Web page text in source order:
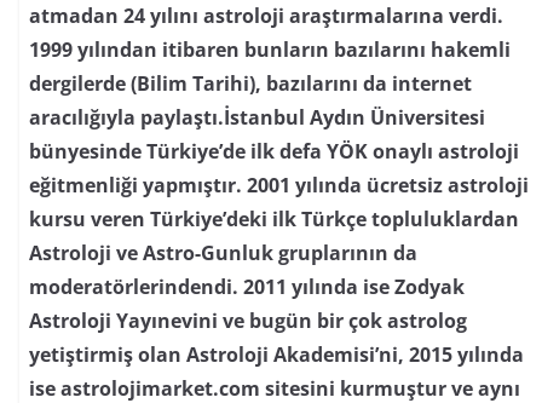
atmadan 24 yılını astroloji araştırmalarına verdi.
1999 yılından itibaren bunların bazılarını hakemli
dergilerde (Bilim Tarihi), bazılarını da internet
aracılığıyla paylaştı.İstanbul Aydın Üniversitesi
bünyesinde Türkiye’de ilk defa YÖK onaylı astroloji
eğitmenliği yapmıştır. 2001 yılında ücretsiz astroloji
kursu veren Türkiye’deki ilk Türkçe topluluklardan
Astroloji ve Astro-Gunluk gruplarının da
moderatörlerindendi. 2011 yılında ise Zodyak
Astroloji Yayınevini ve bugün bir çok astrolog
yetiştirmiş olan Astroloji Akademisi’ni, 2015 yılında
ise astrolojimarket.com sitesini kurmuştur ve aynı